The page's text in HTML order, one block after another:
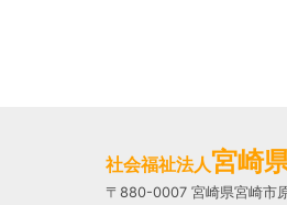
社会福祉法人宮崎
〒880-0007 宮崎県宮崎市